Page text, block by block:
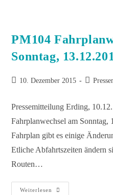
PM104
Sonntag,
10. Dezember 2015
Pressemitteilung Erding,
Fahrplanwechsel am Sonntag,
Fahrplan gibt es einige
Etliche Abfahrtszeiten ändern
Routen…
Weiterlesen